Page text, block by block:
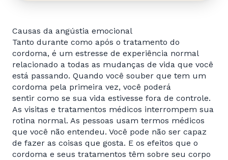
Causas da angústia emocional
Tanto durante como após o tratamento do
cordoma, é um estresse de experiência normal
relacionado a todas as mudanças de vida que você
está passando. Quando você souber que tem um
cordoma pela primeira vez, você poderá
sentir como se sua vida estivesse fora de controle.
As visitas e tratamentos médicos interrompem sua
rotina normal. As pessoas usam termos médicos
que você não entendeu. Você pode não ser capaz
de fazer as coisas que gosta. E os efeitos que o
cordoma e seus tratamentos têm sobre seu corpo